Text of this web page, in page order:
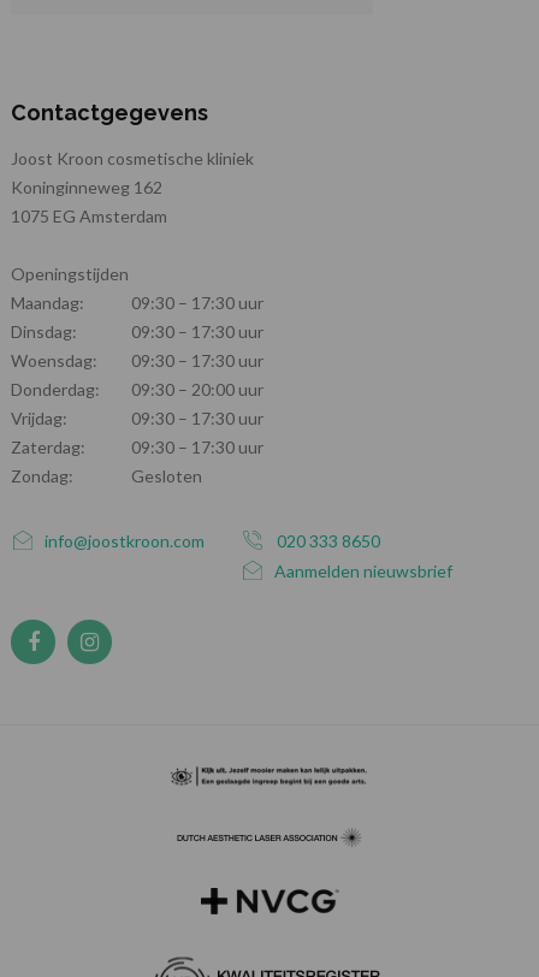
Contactgegevens
Joost Kroon cosmetische kliniek
Koninginneweg 162
1075 EG Amsterdam
Openingstijden
Maandag:
09:30 – 17:30 uur
Dinsdag:
09:30 – 17:30 uur
Woensdag:
09:30 – 17:30 uur
Donderdag:
09:30 – 20:00 uur
Vrijdag:
09:30 – 17:30 uur
Zaterdag:
09:30 – 17:30 uur
Zondag:
Gesloten
info@joostkroon.com
020 333 8650
Aanmelden nieuwsbrief